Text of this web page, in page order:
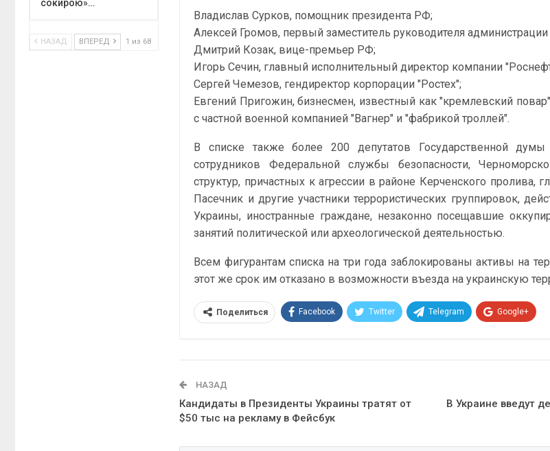
Владислав Сурков, помощник президента РФ;
Алексей Громов, первый заместитель руководителя
Дмитрий Козак, вице-премьер РФ;
Игорь Сечин, главный исполнительный директор компании
Сергей Чемезов, гендиректор корпорации "Ростех";
Евгений Пригожин, бизнесмен, известный как "кремлевский
с частной военной компанией "Вагнер" и "фабрикой троллей".
В списке также более 200 депутатов Государственной
сотрудников Федеральной службы безопасности,
структур, причастных к агрессии в районе Керченского пролива,
Пасечник и другие участники террористических группировок,
Украины, иностранные граждане, незаконно посещавшие
занятий политической или археологической деятельностью.
Всем фигурантам списка на три года заблокированы активы на
этот же срок им отказано в возможности въезда на украинскую
Поделиться Facebook Twitter Telegram Google+
НАЗАД
Кандидаты в Президенты Украины тратят от
$50 тыс на рекламу в Фейсбук
В Украине введут
сокирою»…
НАЗАД ВПЕРЕД 1 из 68